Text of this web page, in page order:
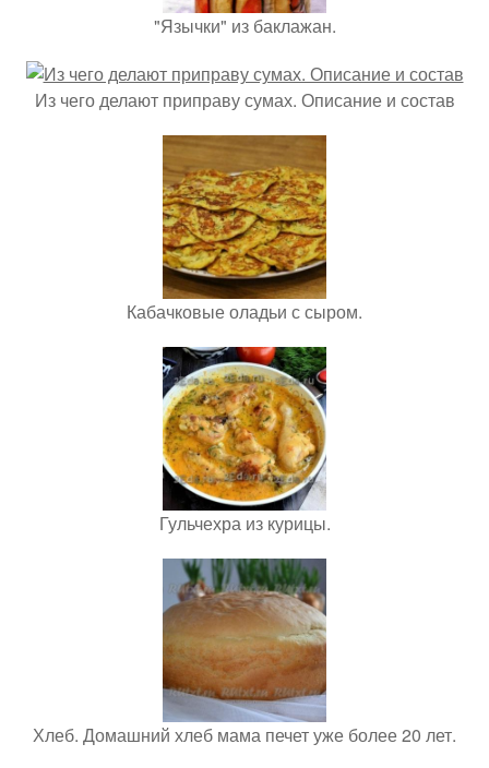
"Язычки" из баклажан.
Из чего делают приправу сумах. Описание и состав
Кабачковые оладьи с сыром.
Гульчехра из курицы.
Хлеб. Домашний хлеб мама печет уже более 20 лет.